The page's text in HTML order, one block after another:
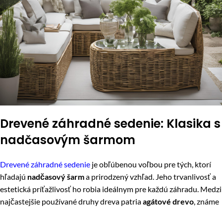
Drevené záhradné sedenie: Klasika s
nadčasovým šarmom
Drevené záhradné sedenie je obľúbenou voľbou pre tých, ktorí
hľadajú nadčasový šarma prirodzený vzhľad. Jeho trvanlivosť a
estetická príťažlivosť ho robia ideálnym pre každú záhradu. Medzi
najčastejšie používané druhy dreva patriaagátové drevo , známe